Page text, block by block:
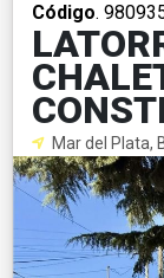
Código.
Mar del Plata,